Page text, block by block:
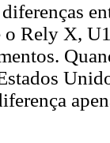
diferenças
o Rely X,